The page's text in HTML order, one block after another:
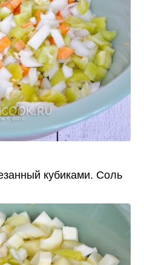
кубиками. Соль